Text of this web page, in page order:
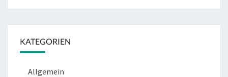
KATEGORIEN
Allgemein